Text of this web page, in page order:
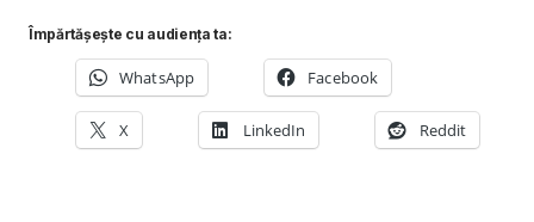
Împărtășește cu audiența ta:
WhatsApp Facebook
X LinkedIn Reddit